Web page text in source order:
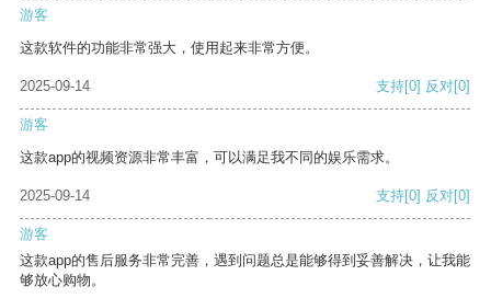
游客
这款软件的功能非常强大，使用起来非常方便。
2025-09-14 支持[0] 反对[0]
游客
这款app的视频资源非常丰富，可以满足我不同的娱乐需求。
2025-09-14 支持[0] 反对[0]
游客
这款app的售后服务非常完善，遇到问题总是能够得到妥善解决，让我能
够放心购物。